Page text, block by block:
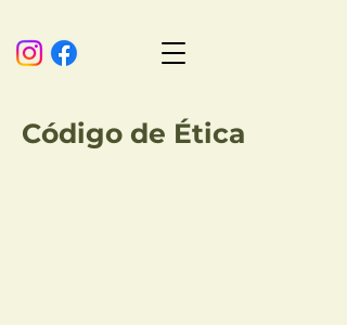
Código de Ética